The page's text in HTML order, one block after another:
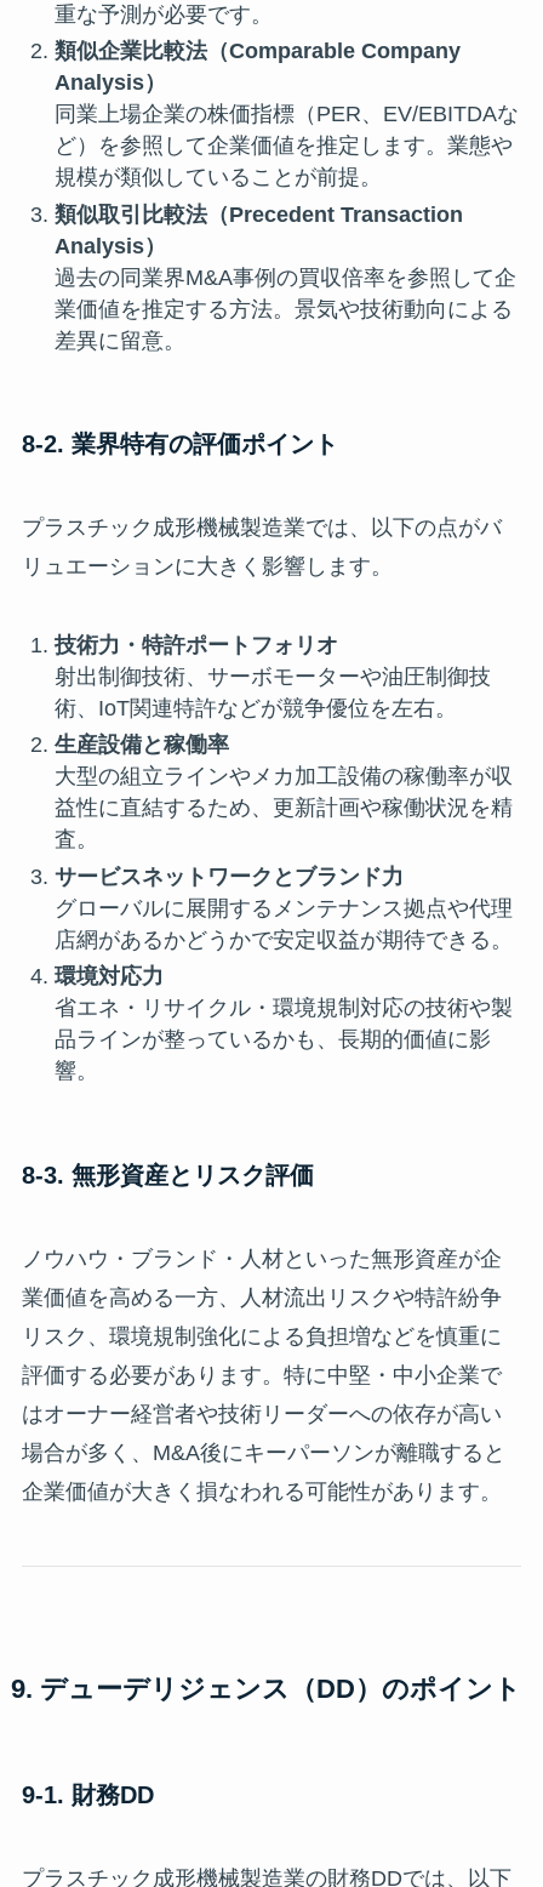
重な予測が必要です。
類似企業比較法（Comparable Company
Analysis）
同業上場企業の株価指標（PER、EV/EBITDAな
ど）を参照して企業価値を推定します。業態や
規模が類似していることが前提。
類似取引比較法（Precedent Transaction
Analysis）
過去の同業界M&A事例の買収倍率を参照して企
業価値を推定する方法。景気や技術動向による
差異に留意。
8-2. 業界特有の評価ポイント
プラスチック成形機械製造業では、以下の点がバ
リュエーションに大きく影響します。
技術力・特許ポートフォリオ
射出制御技術、サーボモーターや油圧制御技
術、IoT関連特許などが競争優位を左右。
生産設備と稼働率
大型の組立ラインやメカ加工設備の稼働率が収
益性に直結するため、更新計画や稼働状況を精
査。
サービスネットワークとブランド力
グローバルに展開するメンテナンス拠点や代理
店網があるかどうかで安定収益が期待できる。
環境対応力
省エネ・リサイクル・環境規制対応の技術や製
品ラインが整っているかも、長期的価値に影
響。
8-3. 無形資産とリスク評価
ノウハウ・ブランド・人材といった無形資産が企
業価値を高める一方、人材流出リスクや特許紛争
リスク、環境規制強化による負担増などを慎重に
評価する必要があります。特に中堅・中小企業で
はオーナー経営者や技術リーダーへの依存が高い
場合が多く、M&A後にキーパーソンが離職すると
企業価値が大きく損なわれる可能性があります。
9. デューデリジェンス（DD）のポイント
9-1. 財務DD
プラスチック成形機械製造業の財務DDでは、以下